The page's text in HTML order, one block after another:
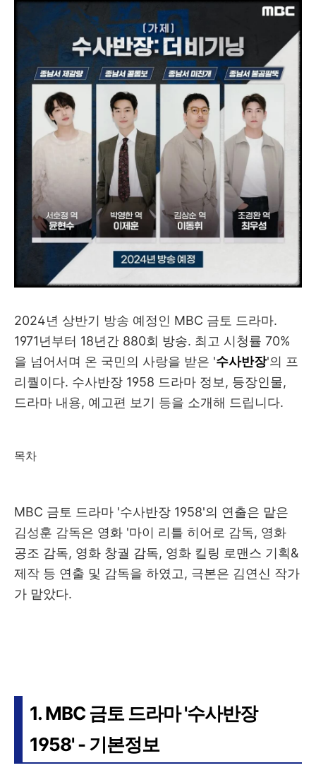
2024년 상반기 방송 예정인 MBC 금토 드라마.
1971년부터 18년간 880회 방송. 최고 시청률 70%
을 넘어서며 온 국민의 사랑을 받은 '수사반장'의 프
리퀄이다. 수사반장 1958 드라마 정보, 등장인물,
드라마 내용, 예고편 보기 등을 소개해 드립니다.
목차
MBC 금토 드라마 '수사반장 1958'의 연출은 맡은
김성훈 감독은 영화 '마이 리틀 히어로 감독, 영화
공조 감독, 영화 창궐 감독, 영화 킬링 로맨스 기획&
제작 등 연출 및 감독을 하였고, 극본은 김연신 작가
가 맡았다.
1. MBC 금토 드라마 '수사반장
1958' - 기본정보